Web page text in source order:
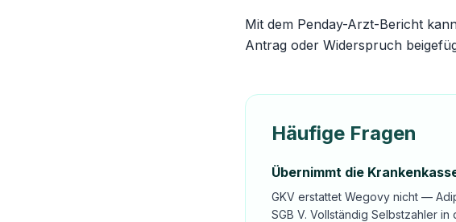
Mit dem Penday-Arzt-Bericht
Antrag oder Widerspruch
Häufige Fragen
Übernimmt die
GKV erstattet Wegovy nicht —
SGB V. Vollständig Selbstzahler